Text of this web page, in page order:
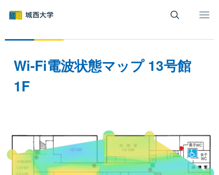
バ
へ
ル
ー
Wi-Fi電波状態マップ 13号館
1F